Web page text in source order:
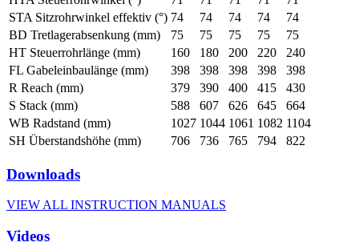
STA Sitzrohrwinkel effektiv (°) 74 74 74 74
74
BD Tretlagerabsenkung (mm)
75 75 75 75
75
HT Steuerrohrlänge (mm)
160 180 200 220
240
FL Gabeleinbaulänge (mm)
398 398 398 398
398
R Reach (mm)
379 390 400 415
430
S Stack (mm)
588 607 626 645
664
WB Radstand (mm)
1027 1044 1061 1082 1104
SH Überstandshöhe (mm)
706 736 765 794 822
Downloads
VIEW ALL INSTRUCTION MANUALS
Videos